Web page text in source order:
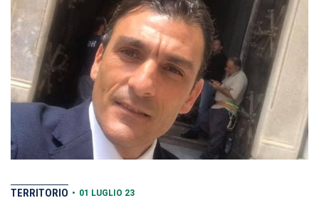
TERRITORIO • 01 LUGLIO 23